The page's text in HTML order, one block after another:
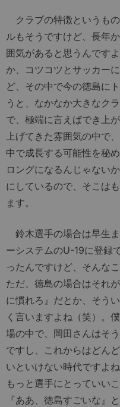
クラブの特徴というも
ルもそうですけど、長年
囲気があると思うんです
か、コツコツとサッカー
ど、その中で今の徳島に
うと、なかなか大きなク
で、極端に言えばでき上
上げてきた雰囲気の中で
中で成長する可能性を秘
ロングになるんじゃない
にしているので、そこは
ます。
鈴木選手の場合は早生
ーシステムのU-19に登録
ったんですけど、そんな
ただ、徳島の場合はそれ
に慣れろ』だとか、そう
く言いますよね（笑）。
場の中で、岡田さんはそ
ですし、これからはどん
いといけない時代ですよ
もっと選手にとっていい
『ああ、徳島すごいな』